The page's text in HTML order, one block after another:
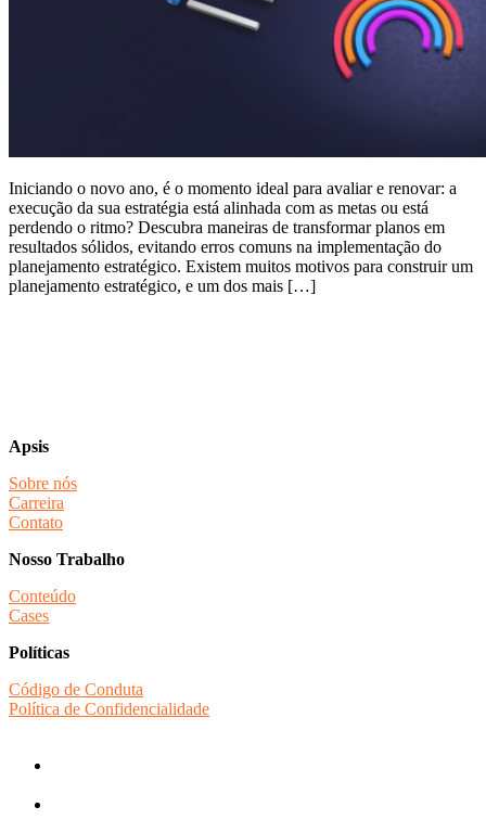
Iniciando o novo ano, é o momento ideal para avaliar e renovar: a
execução da sua estratégia está alinhada com as metas ou está
perdendo o ritmo? Descubra maneiras de transformar planos em
resultados sólidos, evitando erros comuns na implementação do
planejamento estratégico. Existem muitos motivos para construir um
planejamento estratégico, e um dos mais […]
Apsis
Sobre nós
Carreira
Contato
Nosso Trabalho
Conteúdo
Cases
Políticas
Código de Conduta
Política de Confidencialidade